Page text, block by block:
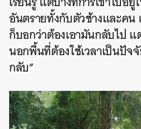
อันตรายทั้งกับตัวช้างและค
ก็บอกว่าต้องเอามันกลับไป
นอกพื้นที่ต้องใช้เวลาเป็นปั
กลับ”